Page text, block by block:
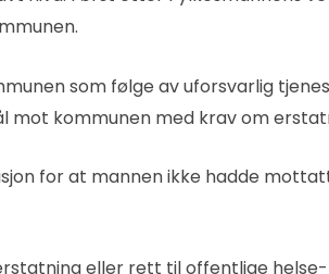
som følge av uforsvarlig
kommunen med krav om
for at mannen ikke hadde
eller rett til offentlige